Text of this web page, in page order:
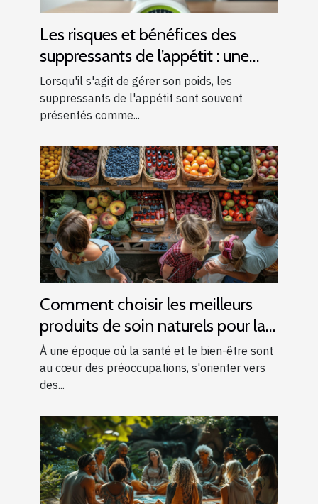
Les risques et bénéfices des
suppressants de l’appétit : une
analyse complète
Lorsqu'il s'agit de gérer son poids, les
suppressants de l'appétit sont souvent
présentés comme...
Comment choisir les meilleurs
produits de soin naturels pour la
famille
À une époque où la santé et le bien-être sont
au cœur des préoccupations, s'orienter vers
des...